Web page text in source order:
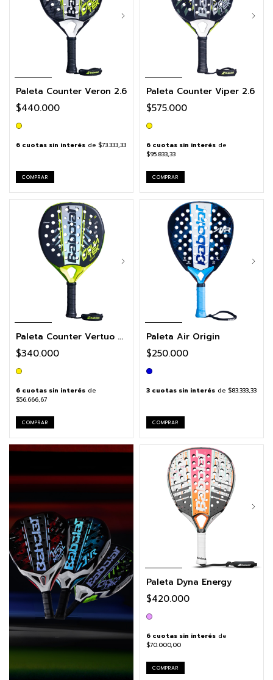
Paleta Counter Veron 2.6
$440.000
6 cuotas sin interés de $73.333,33
COMPRAR
Paleta Counter Viper 2.6
$575.000
6 cuotas sin interés de
$95.833,33
COMPRAR
Paleta Counter Vertuo 2.6
$340.000
6 cuotas sin interés de
$56.666,67
COMPRAR
Paleta Air Origin
$250.000
3 cuotas sin interés de $83.333,33
COMPRAR
Paleta Dyna Energy
$420.000
6 cuotas sin interés de
$70.000,00
COMPRAR